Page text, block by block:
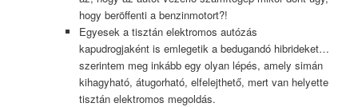
hogy beröffenti a benzinmotort?!
Egyesek a tisztán elektromos autózás
kapudrogjaként is emlegetik a bedugandó hibrideket…
szerintem meg inkább egy olyan lépés, amely simán
kihagyható, átugorható, elfelejthető, mert van helyette
tisztán elektromos megoldás.